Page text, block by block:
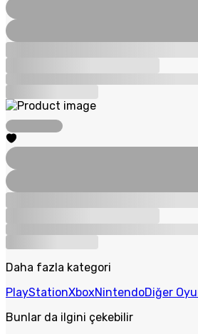
Daha fazla kategori
PlayStationXboxNintendoDiğer
Bunlar da ilgini çekebilir